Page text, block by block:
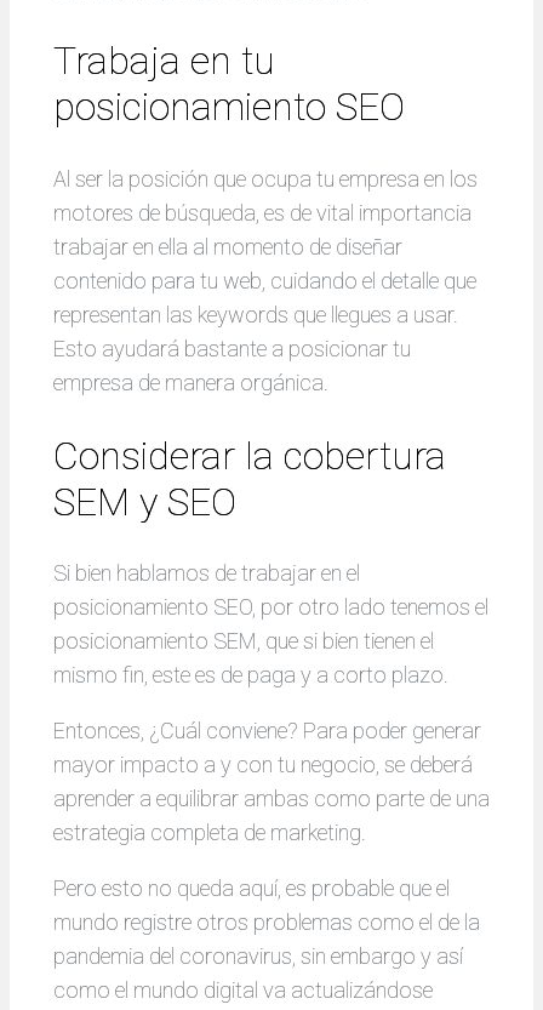
Trabaja en tu
posicionamiento SEO
Al ser la posición que ocupa tu empresa en los
motores de búsqueda, es de vital importancia
trabajar en ella al momento de diseñar
contenido para tu web, cuidando el detalle que
representan las keywords que llegues a usar.
Esto ayudará bastante a posicionar tu
empresa de manera orgánica.
Considerar la cobertura
SEM y SEO
Si bien hablamos de trabajar en el
posicionamiento SEO, por otro lado tenemos el
posicionamiento SEM, que si bien tienen el
mismo fin, este es de paga y a corto plazo.
Entonces, ¿Cuál conviene? Para poder generar
mayor impacto a y con tu negocio, se deberá
aprender a equilibrar ambas como parte de una
estrategia completa de marketing.
Pero esto no queda aquí, es probable que el
mundo registre otros problemas como el de la
pandemia del coronavirus, sin embargo y así
como el mundo digital va actualizándose